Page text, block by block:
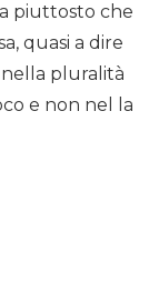
piuttosto che
quasi a dire
pluralità
e non nel la